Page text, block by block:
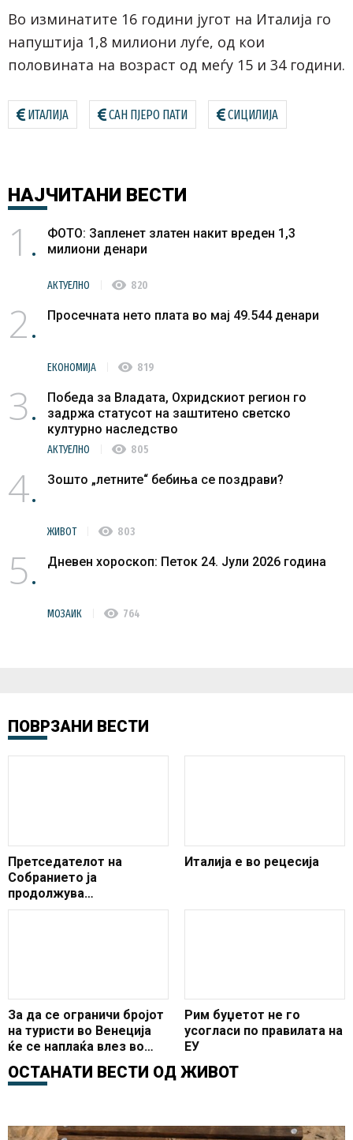
Во изминатите 16 години југот на Италија го
напуштија 1,8 милиони луѓе, од кои
половината на возраст од меѓу 15 и 34 години.
ИТАЛИЈА САН ПЈЕРО ПАТИ СИЦИЛИЈА
НАЈЧИТАНИ ВЕСТИ
1
ФОТО: Запленет златен накит вреден 1,3
милиони денари
АКТУЕЛНО visibility 820
2 Просечната нето плата во мај 49.544 денари
ЕКОНОМИЈА visibility 819
3
Победа за Владата, Охридскиот регион го
задржа статусот на заштитено светско
културно наследство
АКТУЕЛНО visibility 805
4 Зошто „летните“ бебиња се поздрави?
ЖИВОТ visibility 803
5 Дневен хороскоп: Петок 24. Јули 2026 година
МОЗАИК visibility 764
ПОВРЗАНИ ВЕСТИ
Претседателот на
Собранието ја
продолжува
официјалната посета на
Италија е во рецесија
За да се ограничи бројот
на туристи во Венеција
ќе се наплаќа влез во
градот
Рим буџетот не го
усогласи по правилата на
ЕУ
ОСТАНАТИ ВЕСТИ ОД ЖИВОТ